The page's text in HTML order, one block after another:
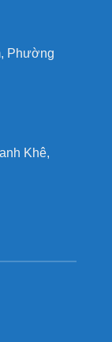
Phường
Khê,